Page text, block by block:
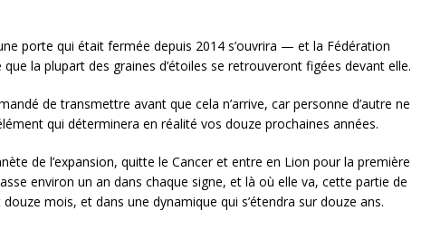
porte qui était fermée depuis 2014 s’ouvrira — et la Fédération
la plupart des graines d’étoiles se retrouveront figées devant elle.
de transmettre avant que cela n’arrive, car personne d’autre ne
qui déterminera en réalité vos douze prochaines années.
de l’expansion, quitte le Cancer et entre en Lion pour la première
environ un an dans chaque signe, et là où elle va, cette partie de
mois, et dans une dynamique qui s’étendra sur douze ans.